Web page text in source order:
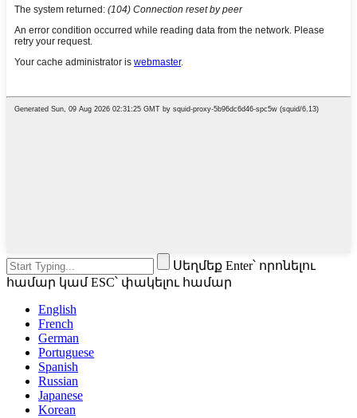
Սեղմեք Enter՝ որոնելու
համար կամ ESC՝ փակելու համար
English
French
German
Portuguese
Spanish
Russian
Japanese
Korean